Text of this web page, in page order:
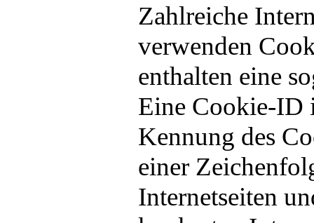
Zahlreiche
verwenden
enthalten eine
Eine Cookie-ID
Kennung des
einer
Internetseiten